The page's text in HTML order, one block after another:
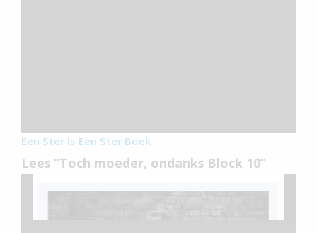
Een Ster Is Een Ster Boek
Lees “Toch moeder, ondanks Block 10”